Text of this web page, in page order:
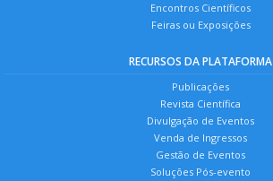
Encontros Científicos
Feiras ou Exposições
RECURSOS DA PLATAFORMA
Publicações
Revista Científica
Divulgação de Eventos
Venda de Ingressos
Gestão de Eventos
Soluções Pós-evento